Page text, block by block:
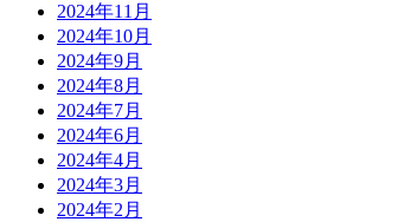
2024年11月
2024年10月
2024年9月
2024年8月
2024年7月
2024年6月
2024年4月
2024年3月
2024年2月